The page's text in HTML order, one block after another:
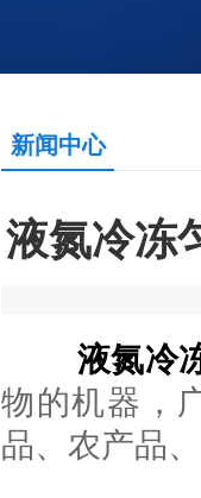
新闻中心
液氮冷冻
液氮冷
物的机器，
品、农产品